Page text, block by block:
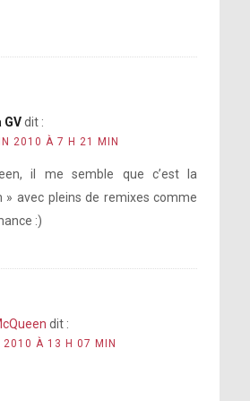
GV dit :
2010 À 7 H 21 MIN
il me semble que c’est la
» avec pleins de remixes comme
:)
dit :
2010 À 13 H 07 MIN